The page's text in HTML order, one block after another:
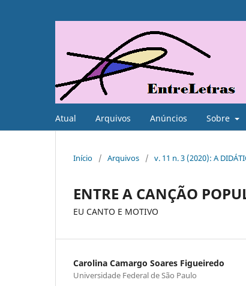
Atual Arquivos Anúncios Sobre
Início / Arquivos / v. 11 n. 3 (2020): A
ENTRE A CANÇÃO
EU CANTO E MOTIVO
Carolina Camargo Soares Figueiredo
Universidade Federal de São Paulo